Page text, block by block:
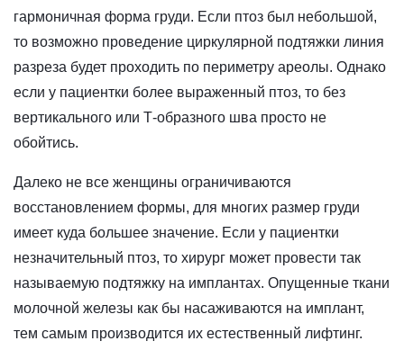
гармоничная форма груди. Если птоз был небольшой,
то возможно проведение циркулярной подтяжки линия
разреза будет проходить по периметру ареолы. Однако
если у пациентки более выраженный птоз, то без
вертикального или Т-образного шва просто не
обойтись.
Далеко не все женщины ограничиваются
восстановлением формы, для многих размер груди
имеет куда большее значение. Если у пациентки
незначительный птоз, то хирург может провести так
называемую подтяжку на имплантах. Опущенные ткани
молочной железы как бы насаживаются на имплант,
тем самым производится их естественный лифтинг.